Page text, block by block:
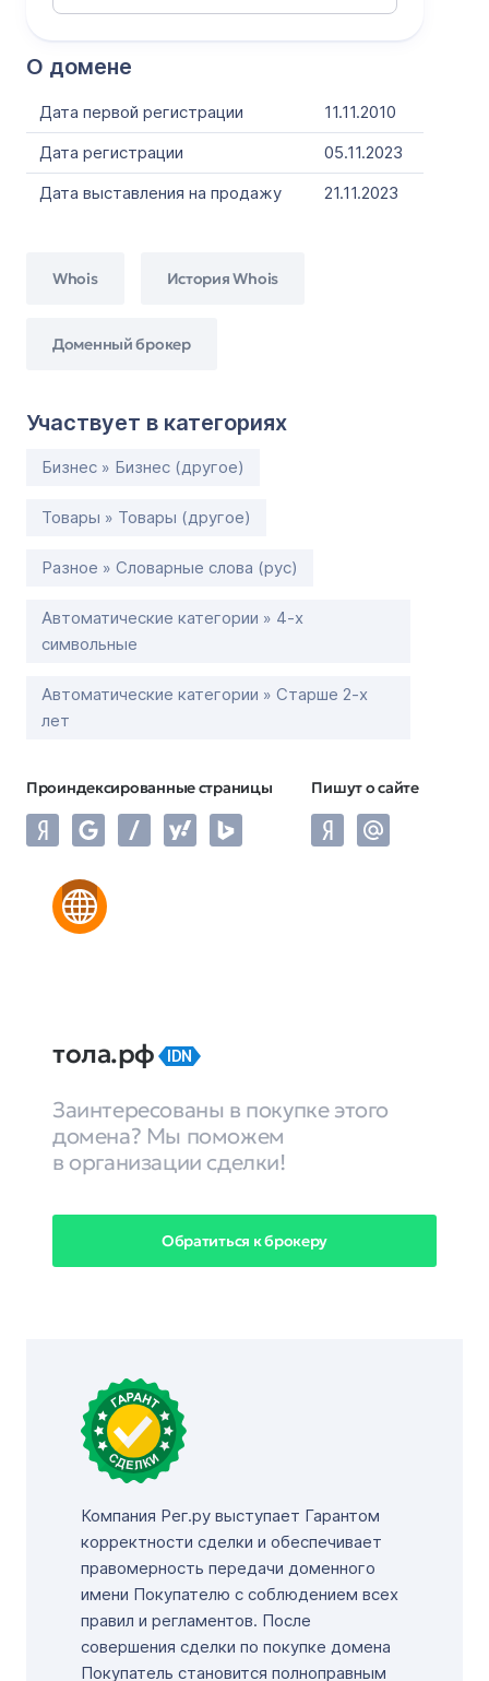
О домене
Дата первой регистрации
11.11.2010
Дата регистрации
05.11.2023
Дата выставления на продажу
21.11.2023
Whois История Whois
Доменный брокер
Участвует в категориях
Бизнес » Бизнес (другое)
Товары » Товары (другое)
Разное » Словарные слова (рус)
Автоматические категории » 4-х
символьные
Автоматические категории » Старше 2-х
лет
Проиндексированные страницы Пишут о сайте
тола.рф IDN
Заинтересованы в покупке этого
домена? Мы поможем
в организации сделки!
Обратиться к брокеру
Компания Рег.ру выступает Гарантом
корректности сделки и обеспечивает
правомерность передачи доменного
имени Покупателю с соблюдением всех
правил и регламентов. После
совершения сделки по покупке домена
Покупатель становится полноправным